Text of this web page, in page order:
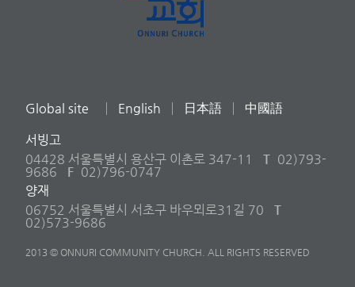
Global site English 日本語 中國語
서빙고
04428 서울특별시 용산구 이촌로 347-11
T 02)793-
9686
F 02)796-0747
양재
06752 서울특별시 서초구 바우뫼로31길 70
T
02)573-9686
2013 © ONNURI COMMUNITY CHURCH. ALL RIGHTS RESERVED